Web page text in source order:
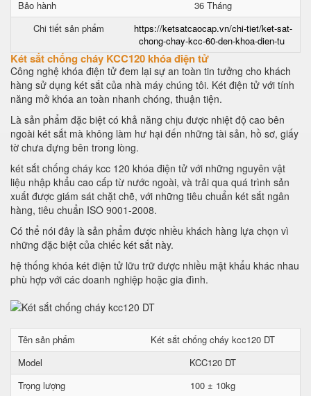
Bảo hành
36 Tháng
Chi tiết sản phẩm
https://ketsatcaocap.vn/chi-tiet/ket-sat-
chong-chay-kcc-60-den-khoa-dien-tu
Két sắt chống cháy KCC120 khóa điện tử
Công nghệ khóa điện tử đem lại sự an toàn tin tưởng cho khách
hàng sử dụng két sắt của nhà máy chúng tôi. Két điện tử với tính
năng mở khóa an toàn nhanh chóng, thuận tiện.
Là sản phẩm đặc biệt có khả năng chịu được nhiệt độ cao bên
ngoài két sắt mà không làm hư hại đến những tài sản, hồ sơ, giấy
tờ chưa đựng bên trong lòng.
két sắt chống cháy kcc 120 khóa điện tử với những nguyên vật
liệu nhập khẩu cao cấp từ nước ngoài, và trải qua quá trình sản
xuất được giám sát chặt chẽ, với những tiêu chuẩn két sắt ngân
hàng, tiêu chuẩn ISO 9001-2008.
Có thể nói đây là sản phẩm được nhiều khách hàng lựa chọn vì
những đặc biệt của chiếc két sắt này.
hệ thống khóa két điện tử lữu trữ được nhiều mật khẩu khác nhau
phù hợp với các doanh nghiệp hoặc gia đình.
Tên sản phẩm
Két sắt chống cháy kcc120 DT
Model
KCC120 DT
Trọng lượng
100 ± 10kg